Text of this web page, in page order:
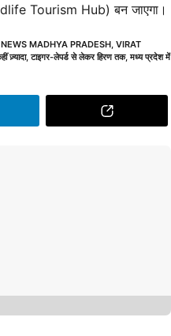
Tourism Hub) बन जाएगा।
MADHYA PRADESH, VIRAT
ज़्यादा,टाइगर-लेपर्ड से लेकर हिरण तक,मध्य प्रदेश में